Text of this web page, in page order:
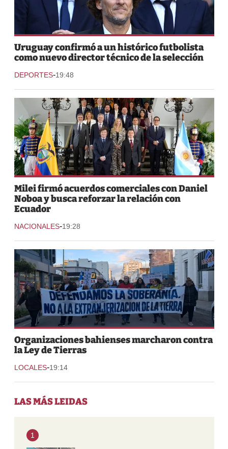
Uruguay confirmó a un histórico futbolista
como nuevo director técnico de la selección
DEPORTES-19:48
Milei firmó acuerdos comerciales con Daniel
Noboa y busca reforzar la relación con
Ecuador
NACIONALES-19:28
Organizaciones bahienses marcharon contra
la Ley de Tierras
LOCALES-19:14
LAS MÁS LEIDAS
1